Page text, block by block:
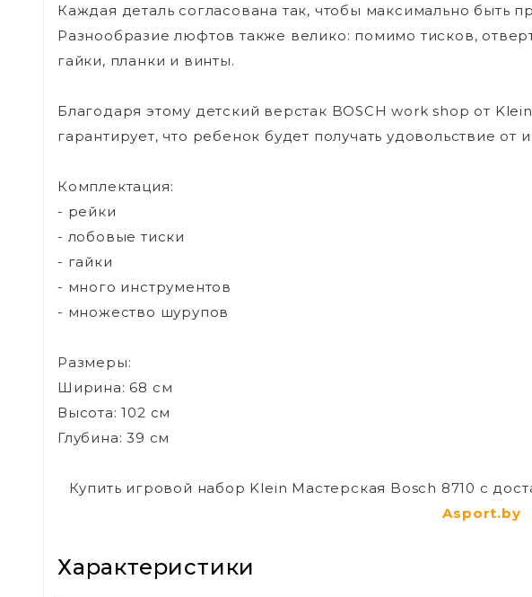
Каждая деталь согласована так, чтобы максимально быть
Разнообразие люфтов также велико: помимо тисков,
гайки, планки и винты.
Благодаря этому детский верстак BOSCH work shop от
гарантирует, что ребенок будет получать удовольствие от
Комплектация:
- рейки
- лобовые тиски
- гайки
- много инструментов
- множество шурупов
Размеры:
Ширина: 68 см
Высота: 102 см
Глубина: 39 см
Купить игровой набор Klein Мастерская Bosch 8710 с
Asport.by
Характеристики